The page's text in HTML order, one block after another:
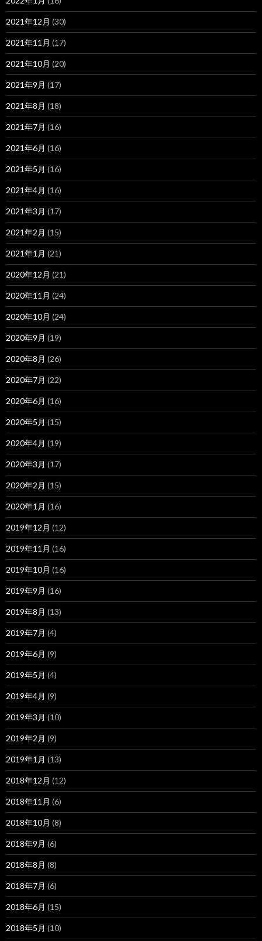
2021年12月 (30)
2021年11月 (17)
2021年10月 (20)
2021年9月 (17)
2021年8月 (18)
2021年7月 (16)
2021年6月 (16)
2021年5月 (16)
2021年4月 (16)
2021年3月 (17)
2021年2月 (15)
2021年1月 (21)
2020年12月 (21)
2020年11月 (24)
2020年10月 (24)
2020年9月 (19)
2020年8月 (26)
2020年7月 (22)
2020年6月 (16)
2020年5月 (15)
2020年4月 (19)
2020年3月 (17)
2020年2月 (15)
2020年1月 (16)
2019年12月 (12)
2019年11月 (16)
2019年10月 (16)
2019年9月 (16)
2019年8月 (13)
2019年7月 (4)
2019年6月 (9)
2019年5月 (4)
2019年4月 (9)
2019年3月 (10)
2019年2月 (9)
2019年1月 (13)
2018年12月 (12)
2018年11月 (6)
2018年10月 (8)
2018年9月 (6)
2018年8月 (8)
2018年7月 (6)
2018年6月 (15)
2018年5月 (10)